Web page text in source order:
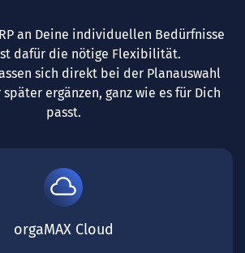
an Deine individuellen Bedürfnisse
dafür die nötige Flexibilität.
sich direkt bei der Planauswahl
ergänzen, ganz wie es für Dich
passt.
orgaMAX Cloud